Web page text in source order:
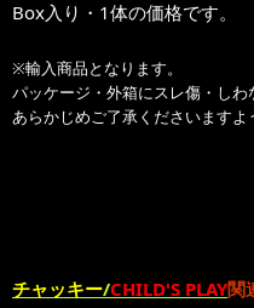
Box入り・1体の価格です。
※輸入商品となります。
パッケージ・外箱にスレ傷・しわ
あらかじめご了承くださいますよ
チャッキー/CHILD'S PLAY関